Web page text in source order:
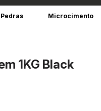
Microcimento
1KG Black